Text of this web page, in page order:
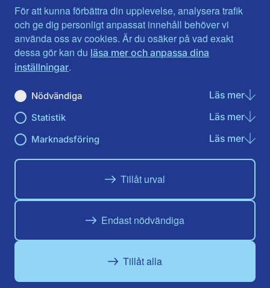
För att kunna förbättra din upplevelse, analysera trafik
och ge dig personligt anpassat innehåll behöver vi
använda oss av cookies. Är du osäker på vad exakt
dessa gör kan du läsa mer och anpassa dina
inställningar.
Nödvändiga Läs merom
Statistik Läs merom
Marknadsföring Läs merom
Tillåt urval
Endast nödvändiga
Tillåt alla
Jämtlands län
Jönköpings län
Kalmar län
Kronobergs län
Norrbotten
Skåne län
Västra Götaland
Västernorrland
Västmanland
Örebro län
Östergötland
Du hittar oss här på sociala medier
Facebook
Instagram